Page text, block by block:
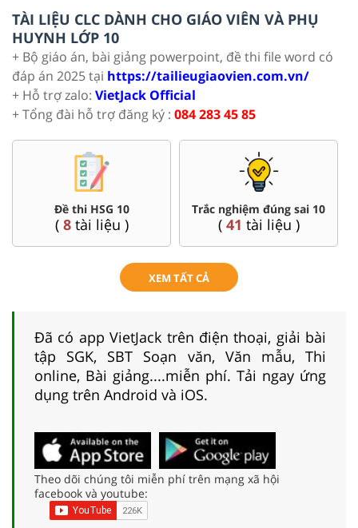
TÀI LIỆU CLC DÀNH CHO GIÁO VIÊN VÀ PHỤ
HUYNH LỚP 10
+ Bộ giáo án, bài giảng powerpoint, đề thi file word có
đáp án 2025 tại https://tailieugiaovien.com.vn/
+ Hỗ trợ zalo: VietJack Official
+ Tổng đài hỗ trợ đăng ký : 084 283 45 85
Đề thi HSG 10
( 8tài liệu )
Trắc nghiệm đúng sai 10
( 41 tài liệu )
XEM TẤT CẢ
Đã có app VietJack trên điện thoại, giải bài
tập SGK, SBT Soạn văn, Văn mẫu, Thi
online, Bài giảng....miễn phí. Tải ngay ứng
dụng trên Android và iOS.
Theo dõi chúng tôi miễn phí trên mạng xã hội
facebook và youtube: